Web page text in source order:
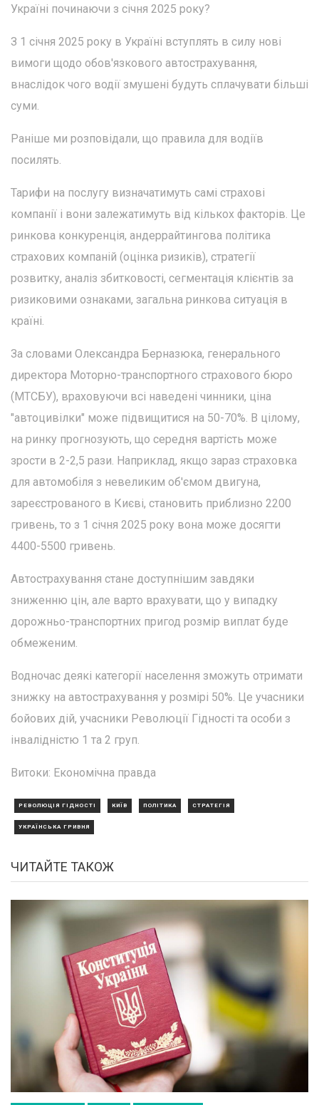
Україні починаючи з січня 2025 року?
З 1 січня 2025 року в Україні вступлять в силу нові
вимоги щодо обов'язкового автострахування,
внаслідок чого водії змушені будуть сплачувати більші
суми.
Раніше ми розповідали, що правила для водіїв
посилять.
Тарифи на послугу визначатимуть самі страхові
компанії і вони залежатимуть від кількох факторів. Це
ринкова конкуренція, андеррайтингова політика
страхових компаній (оцінка ризиків), стратегії
розвитку, аналіз збитковості, сегментація клієнтів за
ризиковими ознаками, загальна ринкова ситуація в
країні.
За словами Олександра Берназюка, генерального
директора Моторно-транспортного страхового бюро
(МТСБУ), враховуючи всі наведені чинники, ціна
"автоцивілки" може підвищитися на 50-70%. В цілому,
на ринку прогнозують, що середня вартість може
зрости в 2-2,5 рази. Наприклад, якщо зараз страховка
для автомобіля з невеликим об'ємом двигуна,
зареєстрованого в Києві, становить приблизно 2200
гривень, то з 1 січня 2025 року вона може досягти
4400-5500 гривень.
Автострахування стане доступнішим завдяки
зниженню цін, але варто врахувати, що у випадку
дорожньо-транспортних пригод розмір виплат буде
обмеженим.
Водночас деякі категорії населення зможуть отримати
знижку на автострахування у розмірі 50%. Це учасники
бойових дій, учасники Революції Гідності та особи з
інвалідністю 1 та 2 груп.
Витоки: Економічна правда
РЕВОЛЮЦІЯ ГІДНОСТІ КИЇВ ПОЛІТИКА СТРАТЕГІЯ
УКРАЇНСЬКА ГРИВНЯ
ЧИТАЙТЕ ТАКОЖ